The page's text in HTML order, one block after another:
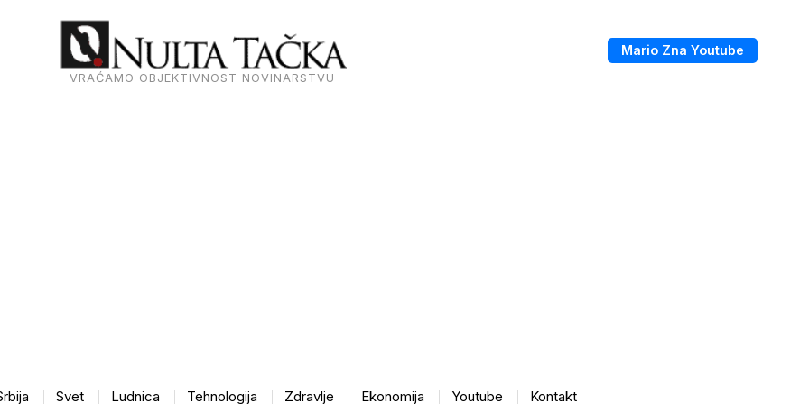
VRAĆAMO OBJEKTIVNOST NOVINARSTVU
Mario Zna Youtube
Svet Ludnica Tehnologija Zdravlje Ekonomija Youtube Kontakt